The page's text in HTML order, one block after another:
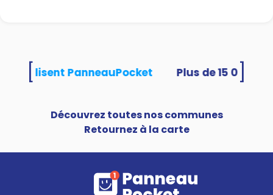
utilisent PanneauPocket
Découvrez toutes nos communes
Retournez à la carte